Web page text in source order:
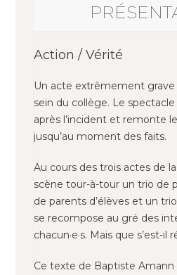
Action / Vérité
Un acte extrêmement
sein du collège. Le
après l’incident et remonte
jusqu’au moment des faits.
Au cours des trois actes de
scène tour-à-tour un trio de
de parents d’élèves et un
se recompose au gré des
chacun·e·s. Mais que s’est-il
Ce texte de Baptiste Amann